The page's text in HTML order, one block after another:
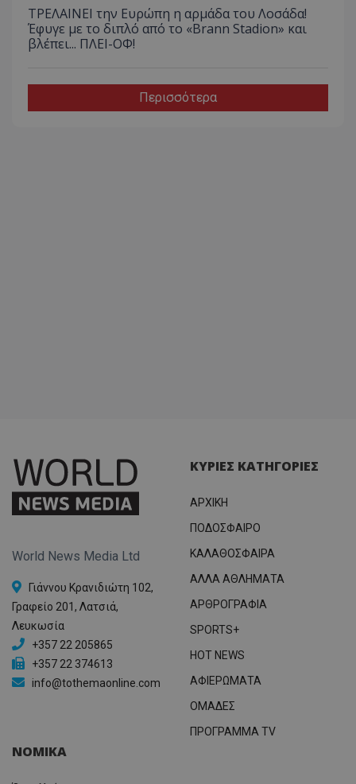
ΤΡΕΛΑΙΝΕΙ την Ευρώπη η αρμάδα του Λοσάδα!
Έφυγε με το διπλό από το «Brann Stadion» και
βλέπει... ΠΛΕΙ-ΟΦ!
Περισσότερα
World News Media Ltd
Γιάννου Κρανιδιώτη 102,
Γραφείο 201, Λατσιά,
Λευκωσία
+357 22 205865
+357 22 374613
info@tothemaonline.com
ΚΥΡΙΕΣ ΚΑΤΗΓΟΡΙΕΣ
ΑΡΧΙΚΗ
ΠΟΔΟΣΦΑΙΡΟ
ΚΑΛΑΘΟΣΦΑΙΡΑ
ΑΛΛΑ ΑΘΛΗΜΑΤΑ
ΑΡΘΡΟΓΡΑΦΙΑ
SPORTS+
HOT NEWS
ΑΦΙΕΡΩΜΑΤΑ
ΟΜΑΔΕΣ
ΠΡΟΓΡΑΜΜΑ TV
ΝΟΜΙΚΑ